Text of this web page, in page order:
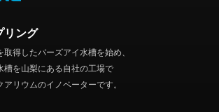
リング
得したバーズアイ水槽を始め、
槽を山梨にある自社の工場で
リウムのイノベーターです。